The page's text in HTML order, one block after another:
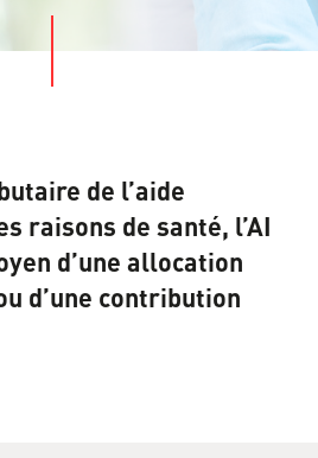
de l’aide
raisons de santé, l’AI
d’une allocation
d’une contribution